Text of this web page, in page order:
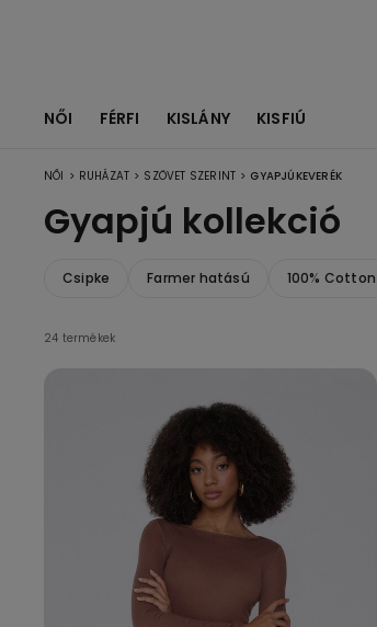
NŐI FÉRFI KISLÁNY KISFIÚ
NŐI > RUHÁZAT > SZÖVET SZERINT > GYAPJÚKEVERÉK
Gyapjú kollekció
Csipke Farmer hatású 100% Cotton
24 termékek